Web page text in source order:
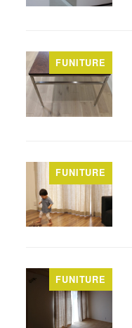
FUNITURE
FUNITURE
FUNITURE